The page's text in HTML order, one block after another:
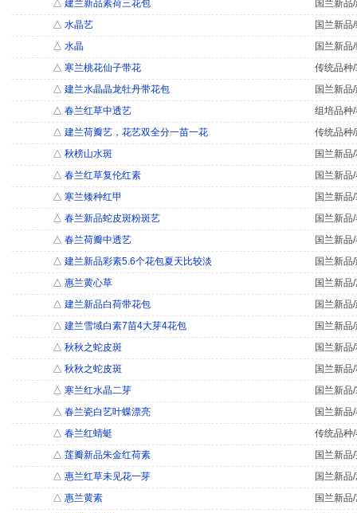
△ 建兰新品素荷三花包
国兰新品
△ 水晶艺
国兰新品
△ 水晶
国兰新品
△ 寒兰桃花仙子带花
传统品种
△ 建兰水晶晶龙牡丹带花包
国兰新品
△ 春兰红草中透艺
组培品种
△ 建兰荷瓣艺，花艺双全分一苗一花
传统品种
△ 秋榜山水斑
国兰新品
△ 春兰红草复伦红素
国兰新品
△ 寒兰矮种红甲
国兰新品
△ 春兰新品蛇皮斑粉斑艺
国兰新品
△ 春兰荷瓣中透艺
国兰新品
△ 建兰新品彩素5.6个花包夏天比较淡
国兰新品
△ 惠兰黄心草
国兰新品
△ 建兰新品白荷带花包
国兰新品
△ 建兰雪域白素7苗4大芽4花包
国兰新品
△ 秋秋之蛇皮斑
国兰新品
△ 秋秋之蛇皮斑
国兰新品
△ 寒兰红水晶二芽
国兰新品
△ 春兰瓷白艺叶蝶漂亮
国兰新品
△ 春兰红蜻蜓
传统品种
△ 莲瓣新品朱金红荷素
国兰新品
△ 惠兰红草未见花一芽
国兰新品
△ 惠兰黄素
国兰新品